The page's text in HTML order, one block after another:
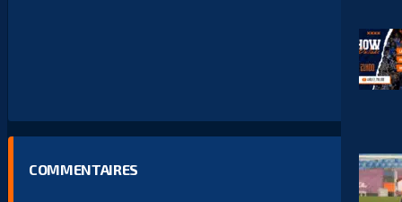
COMMENTAIRES